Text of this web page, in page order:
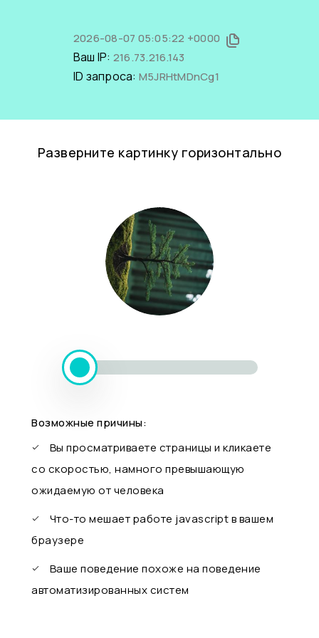
2026-08-07 05:05:22 +0000
Ваш IP: 216.73.216.143
ID запроса: M5JRHtMDnCg1
Разверните картинку горизонтально
Возможные причины:
Вы просматриваете страницы и кликаете
со скоростью, намного превышающую
ожидаемую от человека
Что-то мешает работе javascript в вашем
браузере
Ваше поведение похоже на поведение
автоматизированных систем